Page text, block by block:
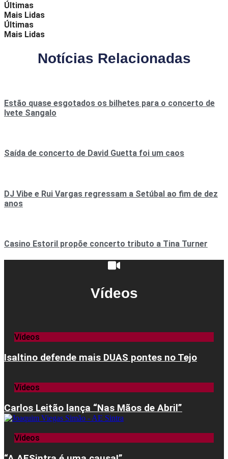
Últimas
Mais Lidas
Últimas
Mais Lidas
Notícias Relacionadas
Estão quase esgotados os bilhetes para o concerto de
Ivete Sangalo
Saída de concerto de David Guetta foi um caos
DJ Vibe e Rui Vargas regressam a Setúbal ao fim de dez
anos
Casino Estoril propõe concerto tributo a Tina Turner
Vídeos
Vídeos
Isaltino defende mais DUAS pontes no Tejo
Vídeos
Carlos Leitão lança “Nas Mãos de Abril”
Vídeos